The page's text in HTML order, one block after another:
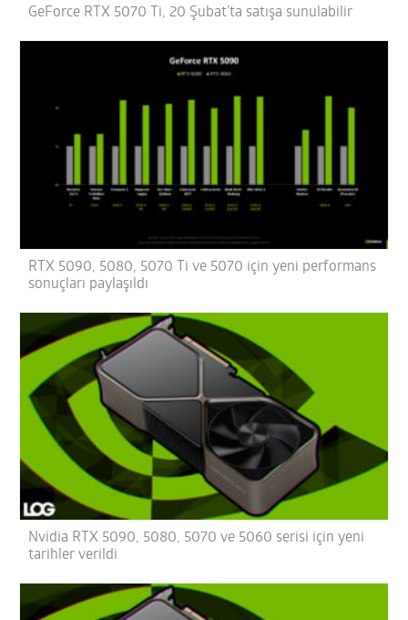
GeForce RTX 5070 Ti, 20 Şubat’ta satışa sunulabilir
RTX 5090, 5080, 5070 Ti ve 5070 için yeni performans
sonuçları paylaşıldı
Nvidia RTX 5090, 5080, 5070 ve 5060 serisi için yeni
tarihler verildi